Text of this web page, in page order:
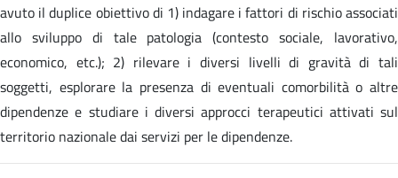
avuto il duplice obiettivo di 1) indagare i fattori di rischio associati
allo sviluppo di tale patologia (contesto sociale, lavorativo,
economico, etc.); 2) rilevare i diversi livelli di gravità di tali
soggetti, esplorare la presenza di eventuali comorbilità o altre
dipendenze e studiare i diversi approcci terapeutici attivati sul
territorio nazionale dai servizi per le dipendenze.